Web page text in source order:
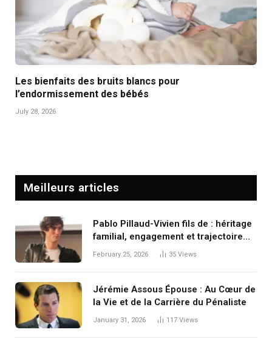
Les bienfaits des bruits blancs pour
l’endormissement des bébés
July 28, 2026
Meilleurs articles
Pablo Pillaud-Vivien fils de : héritage
familial, engagement et trajectoire
singulière
February 25, 2026 35 Views
Jérémie Assous Épouse : Au Cœur de
la Vie et de la Carrière du Pénaliste
January 31, 2026 117 Views